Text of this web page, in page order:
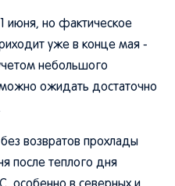
июня, но фактическое
уже в конце мая -
небольшого
ожидать достаточно
возвратов прохлады
после теплого дня